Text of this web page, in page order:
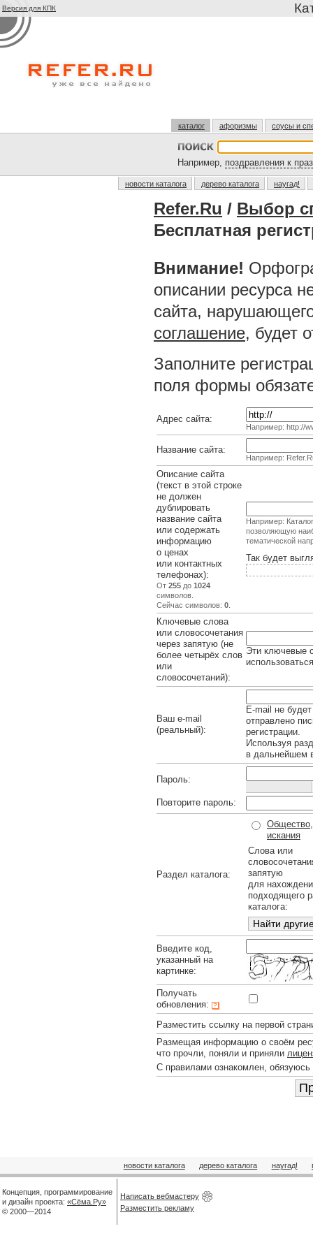
Версия для КПК
каталог афоризмы соусы и
Например, поздравления к
новости каталога дерево каталога наугад!
Refer.Ru / Выбор
Бесплатная
Внимание!
описании ресурса
сайта,
соглашение, будет
Заполните
поля формы
Адрес сайта:
Например: http://
Название сайта:
Например:
Описание сайта
(текст в этой строке
не должен
дублировать
название сайта
или содержать
информацию
о ценах
или контактных
телефонах):
От 255 до 1024
символов.
Сейчас символов: 0
Например:
позволяющую
тематической
Так будет
Ключевые слова
или словосочетания
через запятую (не
более четырёх слов
или
словосочетаний):
Эти ключевые
Ваш e-mail
(реальный):
E-mail не
отправлено
регистрации.
Используя
в дальнейшем
Пароль:
Повторите пароль:
Раздел каталога:
Общество,
искания
Слова или
запятую
для
подходящего
каталога:
Введите код,
указанный на
картинке:
Получать
обновления:
Разместить ссылку на первой
Размещая информацию о своём
что прочли, поняли и приняли
С правилами ознакомлен,
новости каталога дерево каталога наугад!
Концепция, программирование
и дизайн проекта: «Сёма.Ру»
© 2000—2014
Написать вебмастеру
Разместить рекламу